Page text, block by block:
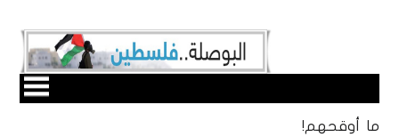
ما أوقحهم!